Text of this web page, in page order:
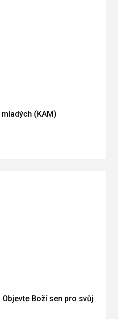
(KAM)
Boží sen pro svůj